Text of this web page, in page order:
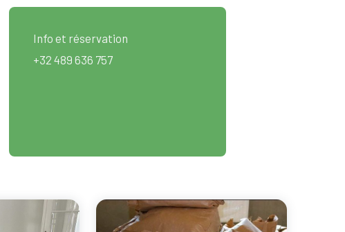
Info et réservation
+32 489 636 757